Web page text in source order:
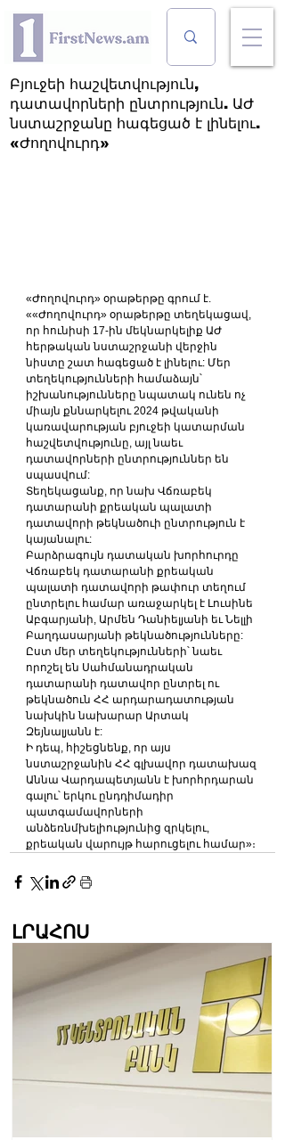
Բյուջեի հաշվետվություն,
դատավորների ընտրություն. ԱԺ
նստաշրջանը հագեցած է լինելու.
«Ժողովուրդ»
«Ժողովուրդ» օրաթերթը գրում է.
««Ժողովուրդ» օրաթերթը տեղեկացավ,
որ հունիսի 17-ին մեկնարկելիք ԱԺ
հերթական նստաշրջանի վերջին
նիստը շատ հագեցած է լինելու: Մեր
տեղեկությունների համաձայն՝
իշխանությունները նպատակ ունեն ոչ
միայն քննարկելու 2024 թվականի
կառավարության բյուջեի կատարման
հաշվետվությունը, այլ նաեւ
դատավորների ընտրություններ են
սպասվում:
Տեղեկացանք, որ նախ Վճռաբեկ
դատարանի քրեական պալատի
դատավորի թեկնածուի ընտրություն է
կայանալու:
Բարձրագույն դատական խորհուրդը
Վճռաբեկ դատարանի քրեական
պալատի դատավորի թափուր տեղում
ընտրելու համար առաջարկել է Լուսինե
Աբգարյանի, Արմեն Դանիելյանի եւ Նելլի
Բաղդասարյանի թեկնածությունները:
Ըստ մեր տեղեկությունների՝ նաեւ
որոշել են Սահմանադրական
դատարանի դատավոր ընտրել ու
թեկնածուն ՀՀ արդարադատության
նախկին նախարար Արտակ
Զեյնալյանն է:
Ի դեպ, հիշեցնենք, որ այս
նստաշրջանին ՀՀ գլխավոր դատախազ
Աննա Վարդապետյանն է խորհրդարան
գալու՝ երկու ընդդիմադիր
պատգամավորների
անձեռնմխելիությունից զրկելու,
քրեական վարույթ հարուցելու համար»։
ԼՐԱՀՈՍ